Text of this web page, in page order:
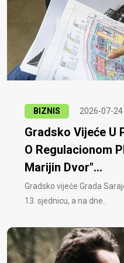
BIZNIS 2026-07-24
Gradsko Vijeće U
O Regulacionom
Marijin Dvor"...
Gradsko vijeće Grada
13. sjednicu, a na dne..